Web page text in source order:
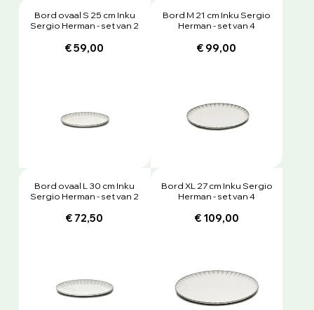
Bord ovaal S 25 cm Inku
Sergio Herman - set van 2
€ 59,00
Bord M 21 cm Inku Sergio
Herman - set van 4
€ 99,00
Bord ovaal L 30 cm Inku
Sergio Herman - set van 2
€ 72,50
Bord XL 27 cm Inku Sergio
Herman - set van 4
€ 109,00